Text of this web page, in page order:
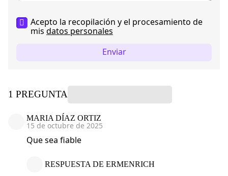
Acepto la recopilación y el procesamiento de
misdatos personales
Enviar
1 PREGUNTA
MARIA DÍAZ ORTIZ
15 de octubre de 2025
Que sea fiable
RESPUESTA DE ERMENRICH